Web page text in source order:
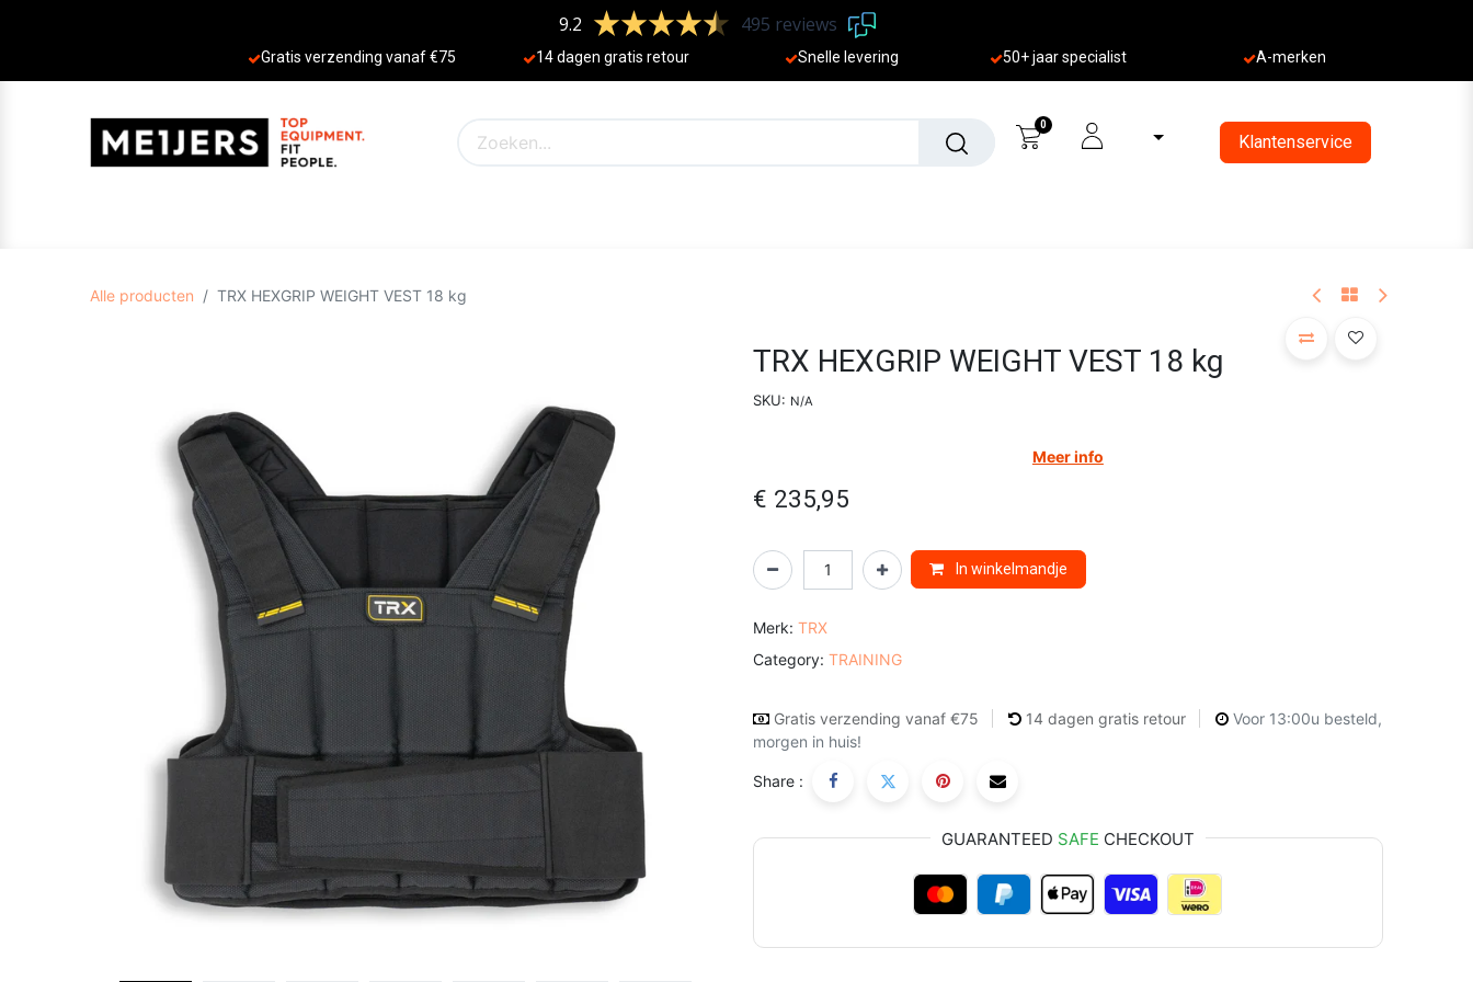
9.2 495 reviews
Gratis verzending vanaf €75 14 dagen gratis retour Sne lle levering 50+ jaar specialist A-merken
0
Klantenservice
Alle producten TRX HEXGRIP WEIGHT VEST 18 kg
TRX HEXGRIP WEIGHT VEST 18 kg
SKU: N/A
Meer info
€ 235,95
In winkelmandje
Merk: TRX
Category: TRAINING
Gratis verzending vanaf €75 14 dagen gratis retour
Voor 13:00u besteld,
morgen in huis!
Share :
GUARANTEED SAFE CHECKOUT